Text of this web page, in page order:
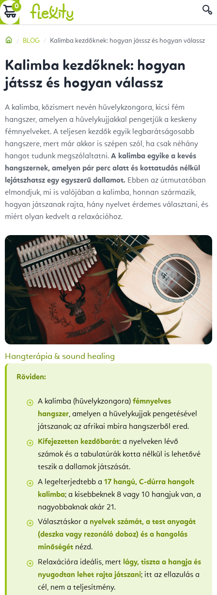
Ugrás
a
tartalomhoz
KOSÁR
Kezdőlap
BLOG Kalimba kezdőknek: hogyan játssz és hogyan válassz
Kalimba kezdőknek: hogyan
játssz és hogyan válassz
A kalimba, közismert nevén hüvelykzongora, kicsi fém
hangszer, amelyen a hüvelykujjakkal pengetjük a keskeny
fémnyelveket. A teljesen kezdők egyik legbarátságosabb
hangszere, mert már akkor is szépen szól, ha csak néhány
hangot tudunk megszólaltatni. A kalimba egyike a kevés
hangszernek, amelyen pár perc alatt és kottatudás nélkül
lejátszhatsz egy egyszerű dallamot. Ebben az útmutatóban
elmondjuk, mi is valójában a kalimba, honnan származik,
hogyan játszanak rajta, hány nyelvet érdemes választani, és
miért olyan kedvelt a relaxációhoz.
Hangterápia & sound healing
Röviden:
A kalimba (hüvelykzongora) fémnyelves
hangszer, amelyen a hüvelykujjak pengetésével
játszanak; az afrikai mbira hangszerből ered.
Kifejezetten kezdőbarát: a nyelveken lévő
számok és a tabulatúrák kotta nélkül is lehetővé
teszik a dallamok játszását.
A legelterjedtebb a 17 hangú, C-dúrra hangolt
kalimba; a kisebbeknek 8 vagy 10 hangjuk van, a
nagyobbaknak akár 21.
Választáskor a nyelvek számát, a test anyagát
(deszka vagy rezonáló doboz) és a hangolás
minőségét nézd.
Relaxációra ideális, mert lágy, tiszta a hangja és
nyugodtan lehet rajta játszani; itt az ellazulás a
cél, nem a teljesítmény.